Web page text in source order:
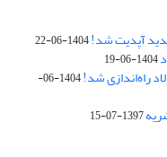
آپدیت شد!1404-06-22
1404-06-19
راه‌اندازی شد!
1404-06-
1397-07-15